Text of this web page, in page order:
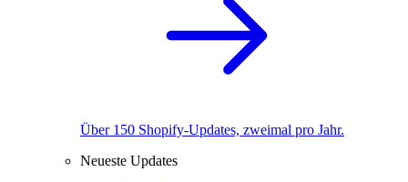
Über 150 Shopify-Updates, zweimal pro Jahr.
Neueste Updates